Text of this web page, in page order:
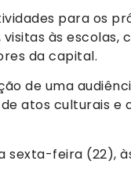
para os
às escolas,
da capital.
de uma
atos culturais
feira (22),